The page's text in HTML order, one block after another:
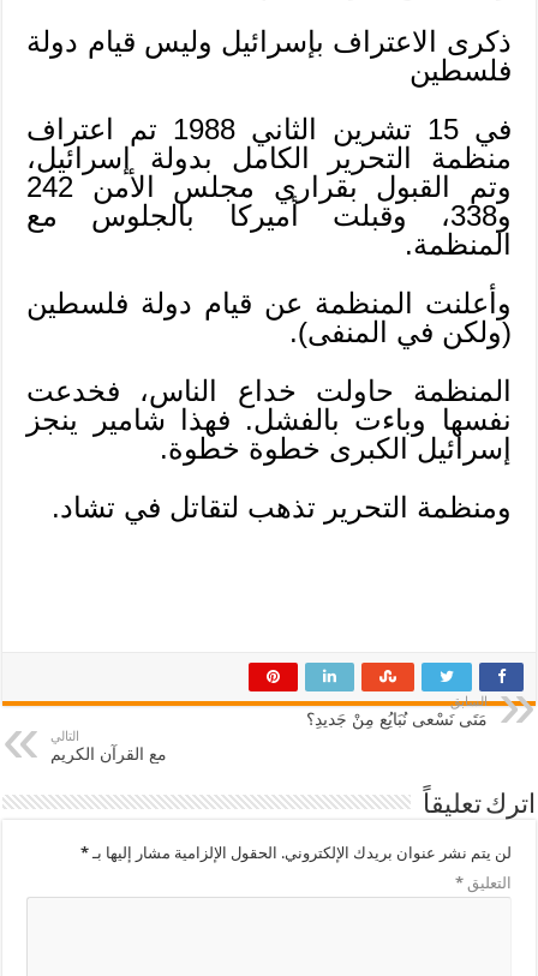
ذكرى الاعتراف بإسرائيل وليس قيام دولة
فلسطين
في 15 تشرين الثاني 1988 تم اعتراف
منظمة التحرير الكامل بدولة إسرائيل،
وتم القبول بقراري مجلس الأمن 242
و338، وقبلت أميركا بالجلوس مع
المنظمة.
وأعلنت المنظمة عن قيام دولة فلسطين
(ولكن في المنفى).
المنظمة حاولت خداع الناس، فخدعت
نفسها وباءت بالفشل. فهذا شامير ينجز
إسرائيل الكبرى خطوة خطوة.
ومنظمة التحرير تذهب لتقاتل في تشاد.
السابق
مَتَى نَسْعى نُبَايُع مِنْ جَديدِ؟
التالي
مع القرآن الكريم
اترك تعليقاً
لن يتم نشر عنوان بريدك الإلكتروني. الحقول الإلزامية مشار إليها بـ*
التعليق*